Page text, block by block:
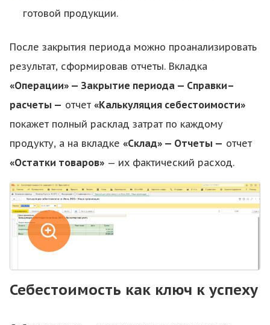
готовой продукции.
После закрытия периода можно проанализировать
результат, сформировав отчеты. Вкладка
«Операции» — Закрытие периода — Справки–
расчеты — отчет «Калькуляция себестоимости»
покажет полный расклад затрат по каждому
продукту, а на вкладке «Склад» — Отчеты — отчет
«Остатки товаров» — их фактический расход.
Себестоимость как ключ к успеху